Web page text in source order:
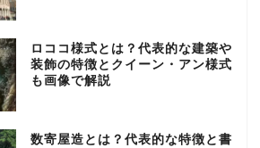
ロココ様式とは？代表的な建築や
装飾の特徴とクイーン・アン様式
も画像で解説
数寄屋造とは？代表的な特徴と書